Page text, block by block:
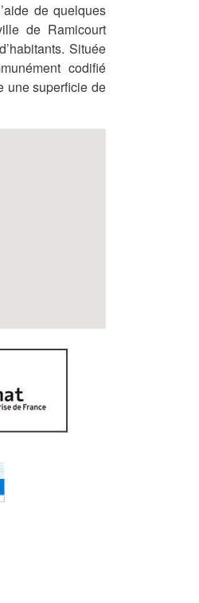
de quelques
de Ramicourt
Située
codifié
une superficie de